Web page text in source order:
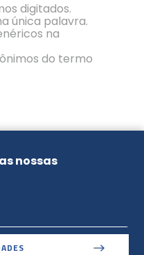
digitados.
única palavra.
na
do termo
nossas